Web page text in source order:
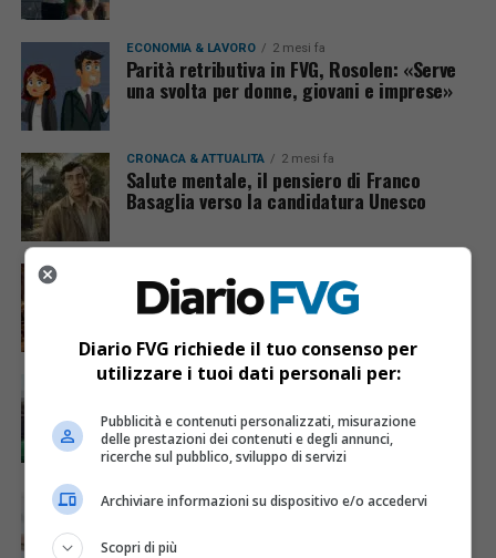
ECONOMIA & LAVORO 2 mesi fa
Parità retributiva in FVG, Rosolen: «Serve
una svolta per donne, giovani e imprese»
CRONACA & ATTUALITÀ 2 mesi fa
Salute mentale, il pensiero di Franco
Basaglia verso la candidatura Unesco
Movida sicura a Trieste, arrivano gli
steward nei weekend di giugno
REGIONE FVG 2 mesi fa
Asugi per coinvolgere il Terzo settore
Sanità FVG, diplomati 30 nuovi medici di
Diario FVG richiede il tuo consenso per
utilizzare i tuoi dati personali per:
Pubblicità e contenuti personalizzati, misurazione
delle prestazioni dei contenuti e degli annunci,
ricerche sul pubblico, sviluppo di servizi
Archiviare informazioni su dispositivo e/o accedervi
Scopri di più